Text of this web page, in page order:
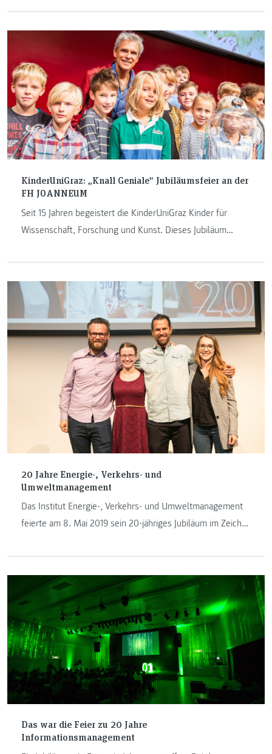
KinderUniGraz: „Knall Geniale“ Jubiläumsfeier an der
FH JOANNEUM
Seit 15 Jahren begeistert die KinderUniGraz Kinder für
Wissenschaft, Forschung und Kunst. Dieses Jubiläum
Volksschulkindern gefeiert.
20 Jahre Energie-, Verkehrs- und
Umweltmanagement
Das Institut Energie-, Verkehrs- und Umweltmanagement
feierte am 8. Mai 2019 sein 20-jähriges Jubiläum im Zeichen
Studierende, Absolventinnen und Absolventen sowie
Weggefährten, welcher in einer stimmungsvollen
Abendveranstaltung endete. Wir haben einige Highlights
des Tages gesammelt.
Das war die Feier zu 20 Jahre
Informationsmanagement